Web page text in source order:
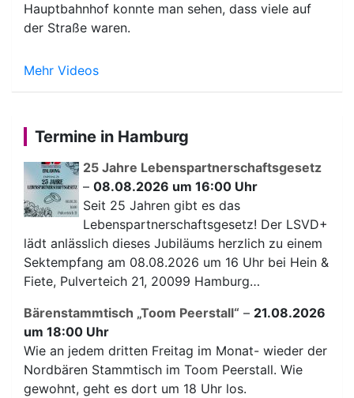
Hauptbahnhof konnte man sehen, dass viele auf
der Straße waren.
Mehr Videos
Termine in Hamburg
25 Jahre Lebenspartnerschaftsgesetz
– 08.08.2026 um 16:00 Uhr
Seit 25 Jahren gibt es das
Lebenspartnerschaftsgesetz! Der LSVD+
lädt anlässlich dieses Jubiläums herzlich zu einem
Sektempfang am 08.08.2026 um 16 Uhr bei Hein &
Fiete, Pulverteich 21, 20099 Hamburg…
Bärenstammtisch „Toom Peerstall“ – 21.08.2026
um 18:00 Uhr
Wie an jedem dritten Freitag im Monat- wieder der
Nordbären Stammtisch im Toom Peerstall. Wie
gewohnt, geht es dort um 18 Uhr los.